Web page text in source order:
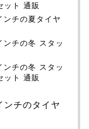
ット 通販
ンチの夏タイヤ
ンチの冬 スタッ
ンチの冬 スタッ
ット 通販
ンチのタイヤ